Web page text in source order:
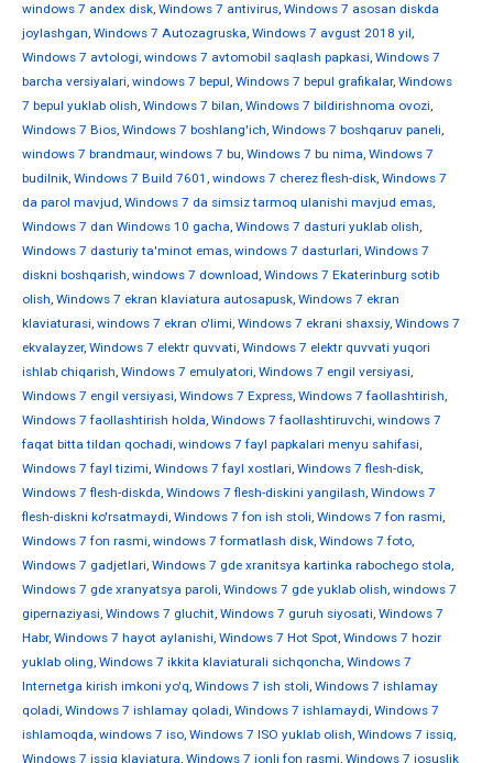
windows 7 andex disk, Windows 7 antivirus, Windows 7 asosan diskda
joylashgan, Windows 7 Autozagruska, Windows 7 avgust 2018 yil,
Windows 7 avtologi, windows 7 avtomobil saqlash papkasi, Windows 7
barcha versiyalari, windows 7 bepul, Windows 7 bepul grafikalar, Windows
7 bepul yuklab olish, Windows 7 bilan, Windows 7 bildirishnoma ovozi,
Windows 7 Bios, Windows 7 boshlang'ich, Windows 7 boshqaruv paneli,
windows 7 brandmaur, windows 7 bu, Windows 7 bu nima, Windows 7
budilnik, Windows 7 Build 7601 , windows 7 cherez flesh-disk, Windows 7
da parol mavjud, Windows 7 da simsiz tarmoq ulanishi mavjud emas,
Windows 7 dan Windows 10 gacha, Windows 7 dasturi yuklab olish,
Windows 7 dasturiy ta'minot emas, windows 7 dasturlari, Windows 7
diskni boshqarish, windows 7 download, Windows 7 Ekaterinburg sotib
olish, Windows 7 ekran klaviatura autosapusk, Windows 7 ekran
klaviaturasi, windows 7 ekran o'limi, Windows 7 ekrani shaxsiy, Windows 7
ekvalayzer, Windows 7 elektr quvvati, Windows 7 elektr quvvati yuqori
ishlab chiqarish, Windows 7 emulyatori, Windows 7 engil versiyasi,
Windows 7 engil versiyasi, Windows 7 Express, Windows 7 faollashtirish,
Windows 7 faollashtirish holda, Windows 7 faollashtiruvchi, windows 7
faqat bitta tildan qochadi, windows 7 fayl papkalari menyu sahifasi,
Windows 7 fayl tizimi, Windows 7 fayl xostlari, Windows 7 flesh-disk,
Windows 7 flesh-diskda, Windows 7 flesh-diskini yangilash, Windows 7
flesh-diskni ko'rsatmaydi, Windows 7 fon ish stoli, Windows 7 fon rasmi,
Windows 7 fon rasmi, windows 7 formatlash disk, Windows 7 foto,
Windows 7 gadjetlari, Windows 7 gde xranitsya kartinka rabochego stola,
Windows 7 gde xranyatsya paroli, Windows 7 gde yuklab olish, windows 7
gipernaziyasi, Windows 7 gluchit, Windows 7 guruh siyosati, Windows 7
Habr, Windows 7 hayot aylanishi, Windows 7 Hot Spot, Windows 7 hozir
yuklab oling, Windows 7 ikkita klaviaturali sichqoncha, Windows 7
Internetga kirish imkoni yo'q, Windows 7 ish stoli, Windows 7 ishlamay
qoladi, Windows 7 ishlamay qoladi, Windows 7 ishlamaydi, Windows 7
ishlamoqda, windows 7 iso, Windows 7 ISO yuklab olish, Windows 7 issiq,
Windows 7 issiq klaviatura, Windows 7 jonli fon rasmi, Windows 7 josuslik